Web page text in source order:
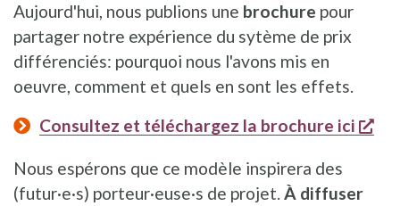
Aujourd'hui, nous publions une brochure pour
partager notre expérience du sytème de prix
différenciés: pourquoi nous l'avons mis en
oeuvre, comment et quels en sont les effets.
Consultez et téléchargez la brochure ici
Nous espérons que ce modèle inspirera des
(futur·e·s) porteur·euse·s de projet. À diffuser